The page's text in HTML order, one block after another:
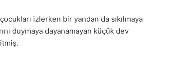
izlerken bir yandan da sıkılmaya
duymaya dayanamayan küçük dev